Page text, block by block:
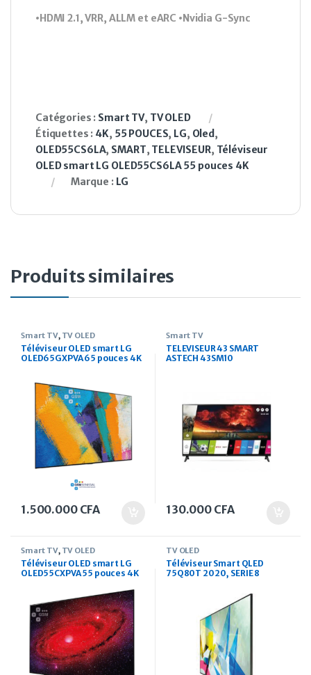
•HDMI 2.1, VRR, ALLM et eARC •Nvidia G-Sync
Catégories : Smart TV, TV OLED
Étiquettes : 4K, 55 POUCES, LG, Oled ,
OLED55CS6LA, SMART, TELEVISEUR, Téléviseur
OLED smart LG OLED55CS6LA 55 pouces 4K
Marque : LG
Produits similaires
Smart TV, TV OLED
Téléviseur OLED smart LG
OLED65GXPVA 65 pouces 4K
1.500.000 CFA
Smart TV
TELEVISEUR 43 SMART
ASTECH 43SM10
130.000 CFA
Smart TV, TV OLED
Téléviseur OLED smart LG
OLED55CXPVA 55 pouces 4K
TV OLED
Téléviseur Smart QLED
75Q80T 2020, SERIE 8